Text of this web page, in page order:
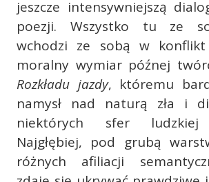
jeszcze intensywniejszą
poezji. Wszystko tu ze
wchodzi ze sobą w
moralny wymiar późnej
Rozkładu jazdy, któremu
namysł nad naturą zła i
niektórych sfer ludzkiej
Najgłębiej, pod grubą
różnych afiliacji